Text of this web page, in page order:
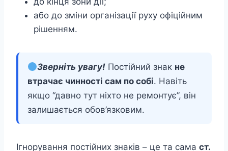
або до зміни організації руху офіційним
рішенням.
Зверніть увагу! Постійний знак не
втрачає чинності сам по собі. Навіть
якщо “давно тут ніхто не ремонтує”, він
залишається обов’язковим.
Ігнорування постійних знаків – це та сама ст.